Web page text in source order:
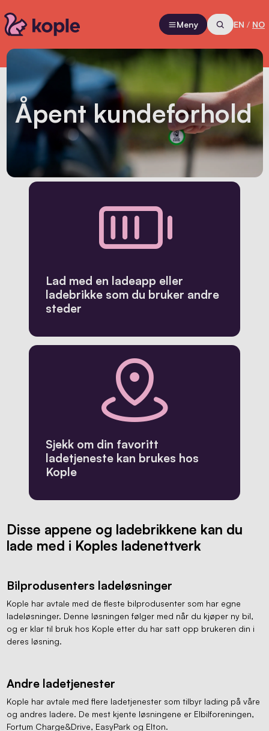
Meny EN / NO
Åpent kundeforhold
Lad med en ladeapp eller
ladebrikke som du bruker andre
steder
Sjekk om din favoritt
ladetjeneste kan brukes hos
Kople
Disse appene og ladebrikkene kan du
lade med i Koples ladenettverk
Bilprodusenters ladeløsninger
Kople har avtale med de fleste bilprodusenter som har egne
ladeløsninger. Denne løsningen følger med når du kjøper ny bil,
og er klar til bruk hos Kople etter du har satt opp brukeren din i
deres løsning.
Andre ladetjenester
Kople har avtale med flere ladetjenester som tilbyr lading på våre
og andres ladere. De mest kjente løsningene er Elbilforeningen,
Fortum Charge&Drive, EasyPark og Elton.